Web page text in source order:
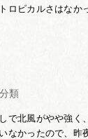
ロピカルさはなか
類
で北風がやや強く
なかったので、昨